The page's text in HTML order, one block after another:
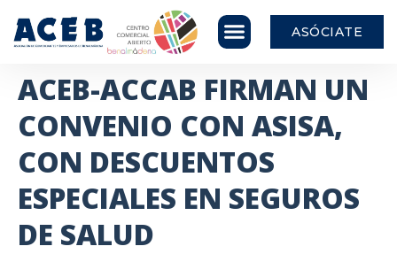
ASÓCIATE
ACEB-ACCAB FIRMAN UN
CONVENIO CON ASISA,
CON DESCUENTOS
ESPECIALES EN SEGUROS
DE SALUD